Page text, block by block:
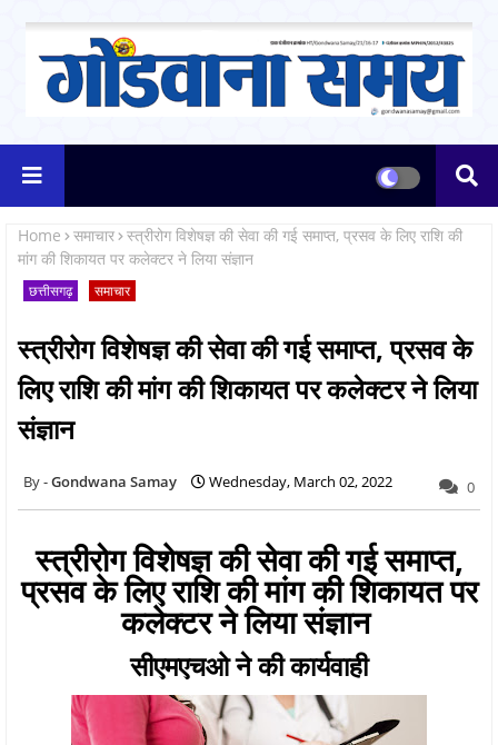
Home समाचार स्त्रीरोग विशेषज्ञ की सेवा की गई समाप्त, प्रसव के लिए राशि की
मांग की शिकायत पर कलेक्टर ने लिया संज्ञान
छत्तीसगढ़ समाचार
स्त्रीरोग विशेषज्ञ की सेवा की गई समाप्त, प्रसव के
लिए राशि की मांग की शिकायत पर कलेक्टर ने लिया
संज्ञान
Gondwana Samay Wednesday, March 02, 2022 0
स्त्रीरोग विशेषज्ञ की सेवा की गई समाप्त,
प्रसव के लिए राशि की मांग की शिकायत पर
कलेक्टर ने लिया संज्ञान
सीएमएचओ ने की कार्यवाही